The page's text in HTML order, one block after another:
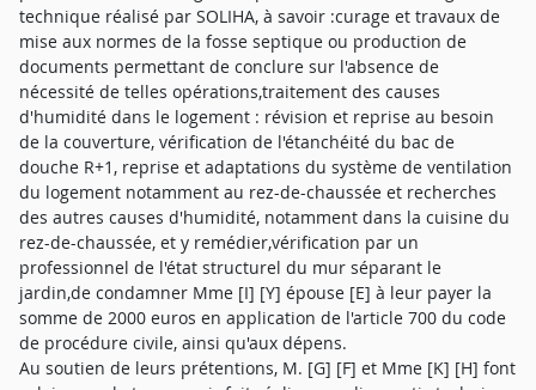
technique réalisé par SOLIHA, à savoir :curage et travaux de
mise aux normes de la fosse septique ou production de
documents permettant de conclure sur l'absence de
nécessité de telles opérations,traitement des causes
d'humidité dans le logement : révision et reprise au besoin
de la couverture, vérification de l'étanchéité du bac de
douche R+1, reprise et adaptations du système de ventilation
du logement notamment au rez-de-chaussée et recherches
des autres causes d'humidité, notamment dans la cuisine du
rez-de-chaussée, et y remédier,vérification par un
professionnel de l'état structurel du mur séparant le
jardin,de condamner Mme [I] [Y] épouse [E] à leur payer la
somme de 2000 euros en application de l'article 700 du code
de procédure civile, ainsi qu'aux dépens.
Au soutien de leurs prétentions, M. [G] [F] et Mme [K] [H] font